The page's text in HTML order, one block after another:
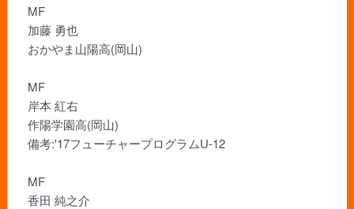
MF
加藤 勇也
おかやま山陽高(岡山)
MF
岸本 紅右
作陽学園高(岡山)
備考:'17フューチャープログラムU-12
MF
香田 純之介